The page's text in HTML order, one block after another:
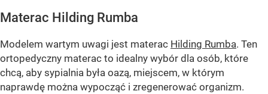
Materac Hilding Rumba
Modelem wartym uwagi jest materac Hilding Rumba. Ten
ortopedyczny materac to idealny wybór dla osób, które
chcą, aby sypialnia była oazą, miejscem, w którym
naprawdę można wypocząć i zregenerować organizm.